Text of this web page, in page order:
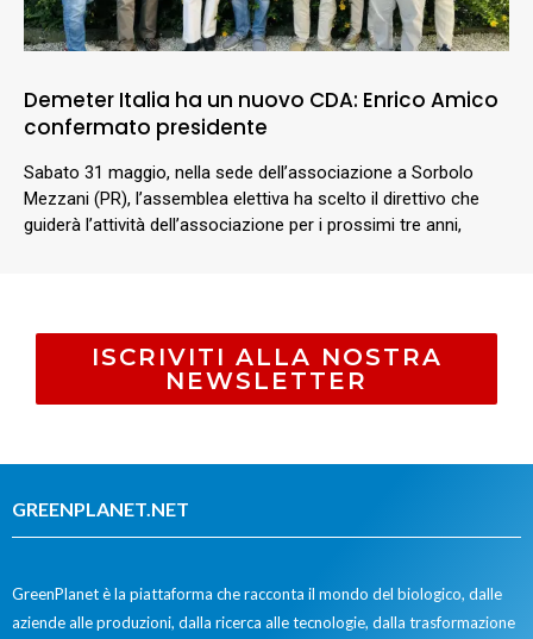
Demeter Italia ha un nuovo CDA: Enrico Amico
confermato presidente
Sabato 31 maggio, nella sede dell’associazione a Sorbolo
Mezzani (PR), l’assemblea elettiva ha scelto il direttivo che
guiderà l’attività dell’associazione per i prossimi tre anni,
ISCRIVITI ALLA NOSTRA
NEWSLETTER
GREENPLANET.NET
GreenPlanet è la piattaforma che racconta il mondo del biologico, dalle
aziende alle produzioni, dalla ricerca alle tecnologie, dalla trasformazione